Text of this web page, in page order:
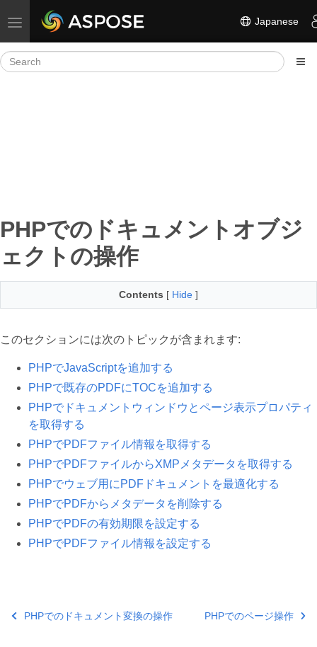
Toggle navigation Japanese
PHPでのドキュメントオブジ
ェクトの操作
Contents [ Hide ]
このセクションには次のトピックが含まれます:
PHPでJavaScriptを追加する
PHPで既存のPDFにTOCを追加する
PHPでドキュメントウィンドウとページ表示プロパティ
を取得する
PHPでPDFファイル情報を取得する
PHPでPDFファイルからXMPメタデータを取得する
PHPでウェブ用にPDFドキュメントを最適化する
PHPでPDFからメタデータを削除する
PHPでPDFの有効期限を設定する
PHPでPDFファイル情報を設定する
PHPでのドキュメント変換の操作 PHPでのページ操作